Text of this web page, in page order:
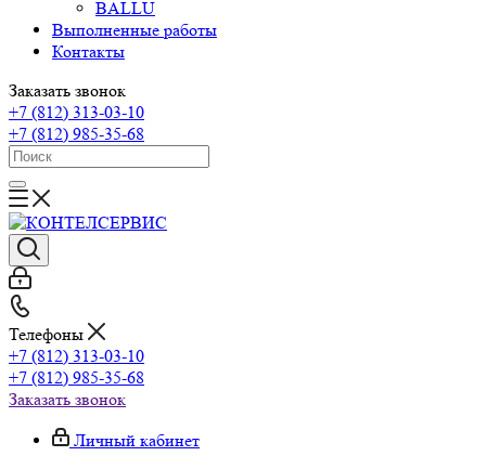
BALLU
Выполненные работы
Контакты
Заказать звонок
+7 (812) 313-03-10
+7 (812) 985-35-68
Телефоны
+7 (812) 313-03-10
+7 (812) 985-35-68
Заказать звонок
Личный кабинет